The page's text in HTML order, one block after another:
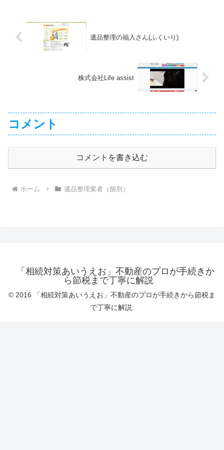
遺品整理の福入さん(ふくいり)
株式会社Life assist
コメント
コメントを書き込む
ホーム 遺品整理業者（個別）
「相続対策あいうえお」不動産のプロが手続きか
ら節税まで丁寧に解説
© 2016 「相続対策あいうえお」不動産のプロが手続きから節税ま
で丁寧に解説.